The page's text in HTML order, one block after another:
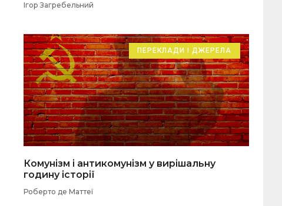
Ігор Загребельний
ПЕРЕКЛАДИ І ДЖЕРЕЛА
Комунізм і антикомунізм у вирішальну
годину історії
Роберто де Маттеї